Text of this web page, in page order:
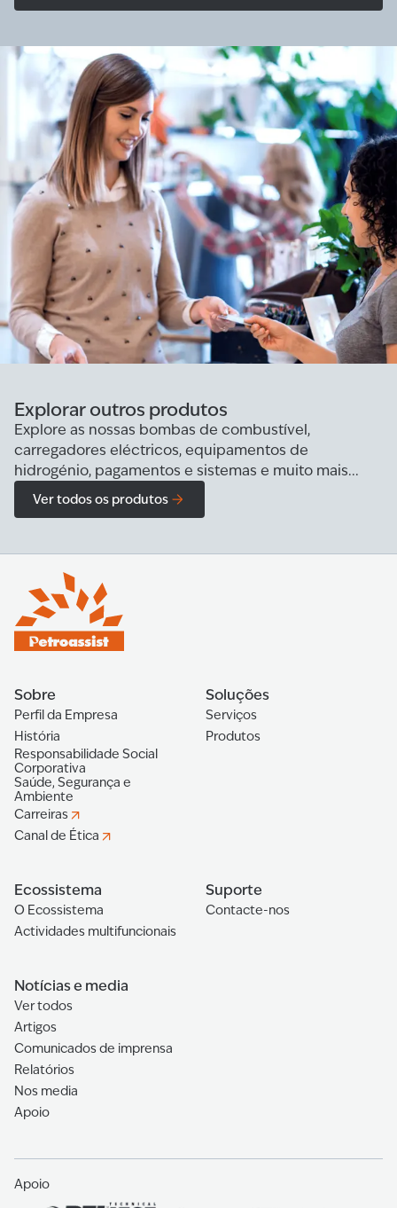
Explorar outros produtos
Explore as nossas bombas de combustível,
carregadores eléctricos, equipamentos de
hidrogénio, pagamentos e sistemas e muito mais...
Ver todos os produtos
Sobre
Perfil da Empresa
História
Responsabilidade Social
Corporativa
Saúde, Segurança e
Ambiente
Carreiras
Canal de Ética
Soluções
Serviços
Produtos
Ecossistema
O Ecossistema
Actividades multifuncionais
Suporte
Contacte-nos
Notícias e media
Ver todos
Artigos
Comunicados de imprensa
Relatórios
Nos media
Apoio
Apoio